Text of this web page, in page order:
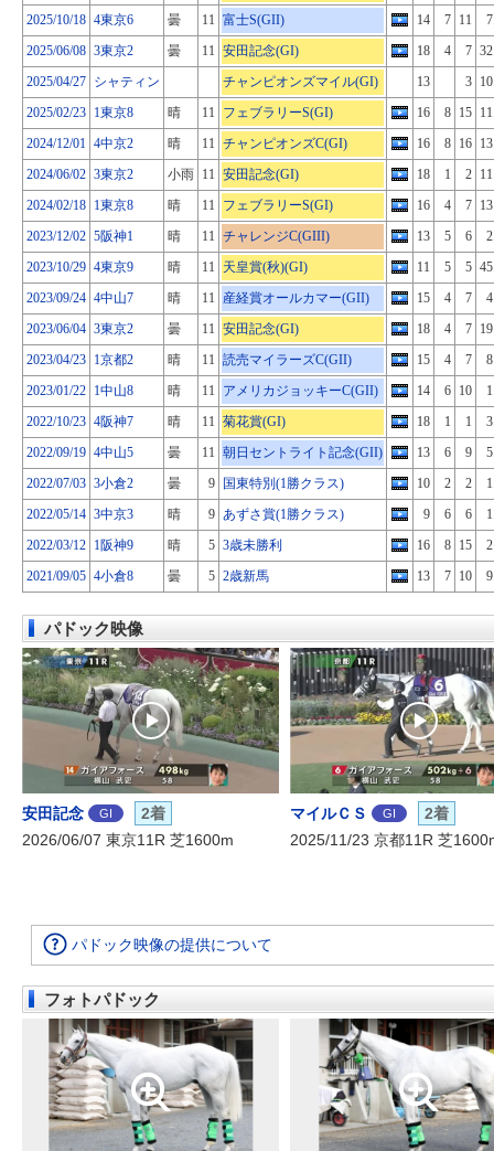
2025/10/18 4東京6 曇 11 富士S(GII) 14 7 11
2025/06/08 3東京2 曇 11 安田記念(GI) 18 4 7
2025/04/27 シャティン チャンピオンズマイル(GI) 13 3
2025/02/23 1東京8 晴 11 フェブラリーS(GI) 16 8 15
2024/12/01 4中京2 晴 11 チャンピオンズC(GI) 16 8 16
2024/06/02 3東京2 小雨 11 安田記念(GI) 18 1 2
2024/02/18 1東京8 晴 11 フェブラリーS(GI) 16 4 7
2023/12/02 5阪神1 晴 11 チャレンジC(GIII) 13 5 6
2023/10/29 4東京9 晴 11 天皇賞(秋)(GI) 11 5 5
2023/09/24 4中山7 晴 11 産経賞オールカマー(GII) 15 4 7
2023/06/04 3東京2 曇 11 安田記念(GI) 18 4 7
2023/04/23 1京都2 晴 11 読売マイラーズC(GII) 15 4 7
2023/01/22 1中山8 晴 11 アメリカジョッキーC(GII) 14 6 10
2022/10/23 4阪神7 晴 11 菊花賞(GI) 18 1 1
2022/09/19 4中山5 曇 11 朝日セントライト記念(GII) 13 6 9
2022/07/03 3小倉2 曇 9 国東特別(1勝クラス) 10 2 2
2022/05/14 3中京3 晴 9 あずさ賞(1勝クラス) 9 6 6
2022/03/12 1阪神9 晴 5 3歳未勝利 16 8 15
2021/09/05 4小倉8 曇 5 2歳新馬 13 7 10
パドック映像
安田記念 GI
2着
2026/06/07 東京11R 芝1600m
マイルＣＳ GI
2着
2025/11/23 京都11R 芝
パドック映像の提供について
フォトパドック